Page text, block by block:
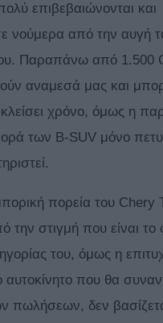
επιβεβαιώνονται και
νούμερα από την αυγή
Παραπάνω από 1.500
αναμεσά μας και
χρόνο, όμως η
των B-SUV μόνο
πορεία του Chery
την στιγμή που είναι
του, όμως η
αυτοκίνητο που θα
πωλήσεων, δεν